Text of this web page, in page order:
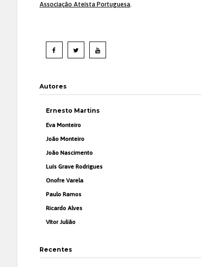
Associação Ateísta Portuguesa.
Autores
Ernesto Martins
Eva Monteiro
João Monteiro
João Nascimento
Luís Grave Rodrigues
Onofre Varela
Paulo Ramos
Ricardo Alves
Vítor Julião
Recentes